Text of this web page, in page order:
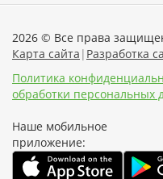
2026 © Все права
Карта сайта | Разработка
Политика
обработки персональных
Наше мобильное
приложение: